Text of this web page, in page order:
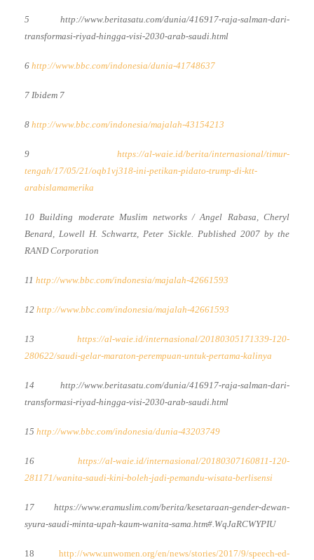
5
http://www.beritasatu.com/dunia/416917-raja-salman-dari-
transformasi-riyad-hingga-visi-2030-arab-saudi.html
6 http://www.bbc.com/indonesia/dunia-41748637
7 Ibidem 7
8 http://www.bbc.com/indonesia/majalah-43154213
9
https://al-waie.id/berita/internasional/timur-
tengah/17/05/21/oqb1vj318-ini-petikan-pidato-trump-di-ktt-
arabislamamerika
10 Building moderate Muslim networks / Angel Rabasa, Cheryl
Benard, Lowell H. Schwartz, Peter Sickle. Published 2007 by the
RAND Corporation
11 http://www.bbc.com/indonesia/majalah-42661593
12 http://www.bbc.com/indonesia/majalah-42661593
13
https://al-waie.id/internasional/20180305171339-120-
280622/saudi-gelar-maraton-perempuan-untuk-pertama-kalinya
14
http://www.beritasatu.com/dunia/416917-raja-salman-dari-
transformasi-riyad-hingga-visi-2030-arab-saudi.html
15 http://www.bbc.com/indonesia/dunia-43203749
16
https://al-waie.id/internasional/20180307160811-120-
281171/wanita-saudi-kini-boleh-jadi-pemandu-wisata-berlisensi
17
https://www.eramuslim.com/berita/kesetaraan-gender-dewan-
syura-saudi-minta-upah-kaum-wanita-sama.htm#.WqJaRCWYPIU
18 http://www.unwomen.org/en/news/stories/2017/9/speech-ed-